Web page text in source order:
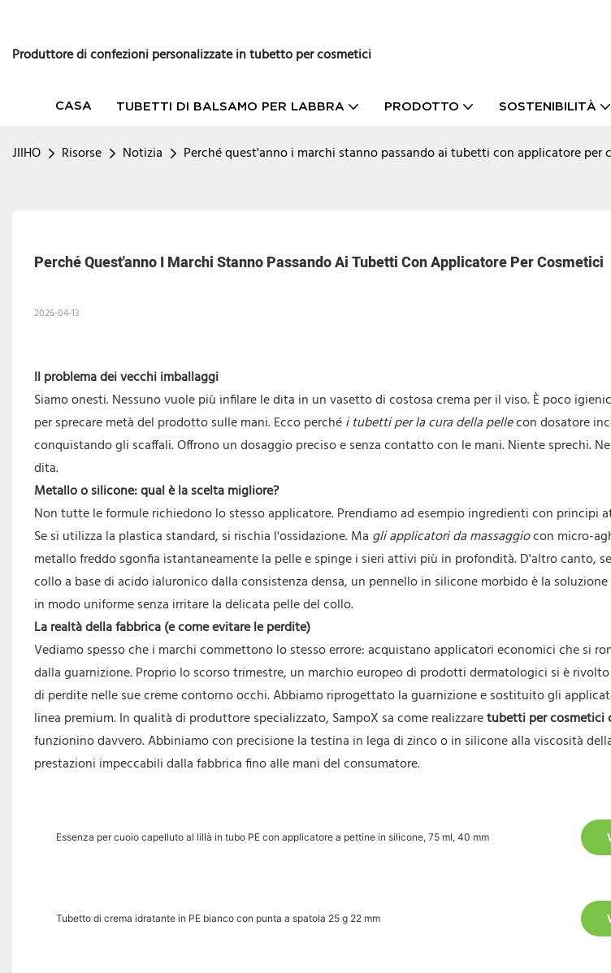
Produttore di confezioni personalizzate in tubetto per cosmetici
CASA TUBETTI DI BALSAMO PER LABBRA PRODOTTO SOSTENIBILITÀ
JIIHO Risorse Notizia Perché quest'anno i marchi stanno passando ai tubetti con applicatore per
Perché Quest'anno I Marchi Stanno Passando Ai Tubetti Con Applicatore Per Cosmetici
2026-04-13
Il problema dei vecchi imballaggi
Siamo onesti. Nessuno vuole più infilare le dita in un vasetto di costosa crema per il viso. È poco
per sprecare metà del prodotto sulle mani. Ecco perchéi tubetti per la cura della pellecon dosatore
conquistando gli scaffali. Offrono un dosaggio preciso e senza contatto con le mani. Niente sprechi.
dita.
Metallo o silicone: qual è la scelta migliore?
Non tutte le formule richiedono lo stesso applicatore. Prendiamo ad esempio ingredienti con principi
Se si utilizza la plastica standard, si rischia l'ossidazione. Ma gli applicatori da massaggiocon micro-
metallo freddo sgonfia istantaneamente la pelle e spinge i sieri attivi più in profondità. D'altro canto,
collo a base di acido ialuronico dalla consistenza densa, un pennello in silicone morbido è la
in modo uniforme senza irritare la delicata pelle del collo.
La realtà della fabbrica (e come evitare le perdite)
Vediamo spesso che i marchi commettono lo stesso errore: acquistano applicatori economici che si
dalla guarnizione. Proprio lo scorso trimestre, un marchio europeo di prodotti dermatologici si è
di perdite nelle sue creme contorno occhi. Abbiamo riprogettato la guarnizione e sostituito gli
linea premium. In qualità di produttore specializzato, SampoX sa come realizzaretubetti per cosmetici
funzionino davvero. Abbiniamo con precisione la testina in lega di zinco o in silicone alla viscosità
prestazioni impeccabili dalla fabbrica fino alle mani del consumatore.
Essenza per cuoio capelluto al lillà in tubo PE con applicatore a pettine in silicone, 75 ml, 40 mm
Tubetto di crema idratante in PE bianco con punta a spatola 25 g 22 mm